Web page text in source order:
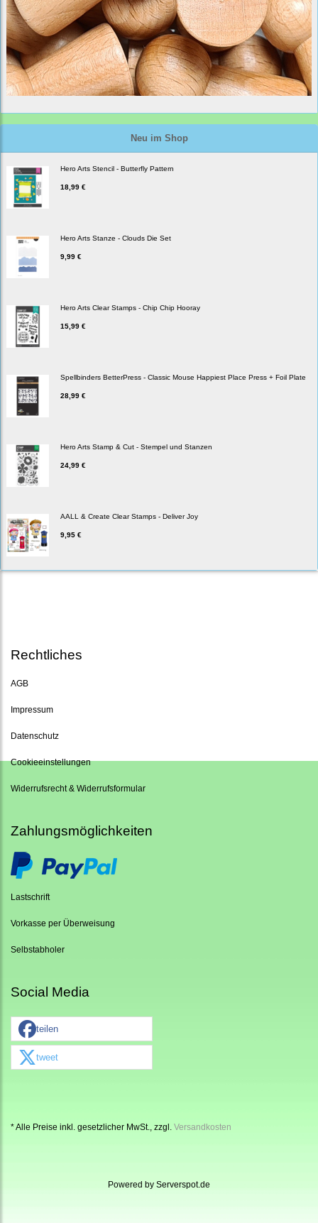
Neu im Shop
Hero Arts Stencil - Butterfly Pattern
18,99 €
Hero Arts Stanze - Clouds Die Set
9,99 €
Hero Arts Clear Stamps - Chip Chip Hooray
15,99 €
Spellbinders BetterPress - Classic Mouse Happiest Place Press + Foil Plate
28,99 €
Hero Arts Stamp & Cut - Stempel und Stanzen
24,99 €
AALL & Create Clear Stamps - Deliver Joy
9,95 €
Rechtliches
AGB
Impressum
Datenschutz
Cookieeinstellungen
Widerrufsrecht & Widerrufsformular
Zahlungsmöglichkeiten
Lastschrift
Vorkasse per Überweisung
Selbstabholer
Social Media
teilen
tweet
* Alle Preise inkl. gesetzlicher MwSt., zzgl. Versandkosten
Powered by Serverspot.de